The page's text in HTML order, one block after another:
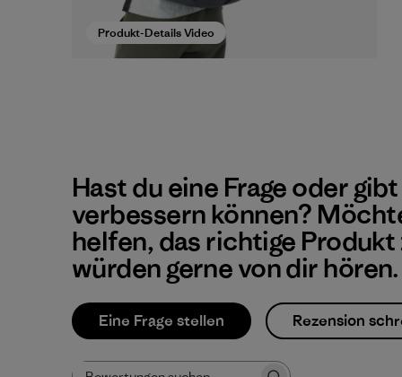
Produkt-Details Video
Hast du eine Frage oder
verbessern können?
helfen, das richtige
würden gerne von dir hören.
Eine Frage stellen Rezension